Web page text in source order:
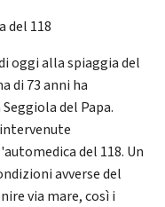
del 118
oggi alla spiaggia del
di 73 anni ha
del Papa.
del 118. Un
avverse del
via mare, così i